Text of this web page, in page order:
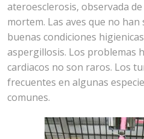
ateroesclerosis, observada
mortem. Las aves que no
buenas condiciones
aspergillosis. Los problemas
cardiacos no son raros. Los
frecuentes en algunas
comunes.